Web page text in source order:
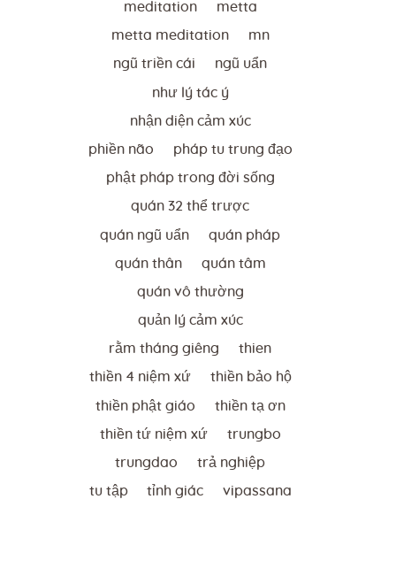
meditation metta
metta meditation mn
ngũ triền cái ngũ uẩn
như lý tác ý
nhận diện cảm xúc
phiền não pháp tu trung đạo
phật pháp trong đời sống
quán 32 thể trược
quán ngũ uẩn quán pháp
quán thân quán tâm
quán vô thường
quản lý cảm xúc
rằm tháng giêng thien
thiền 4 niệm xứ thiền bảo hộ
thiền phật giáo thiền tạ ơn
thiền tứ niệm xứ trungbo
trungdao trả nghiệp
tu tập tỉnh giác vipassana